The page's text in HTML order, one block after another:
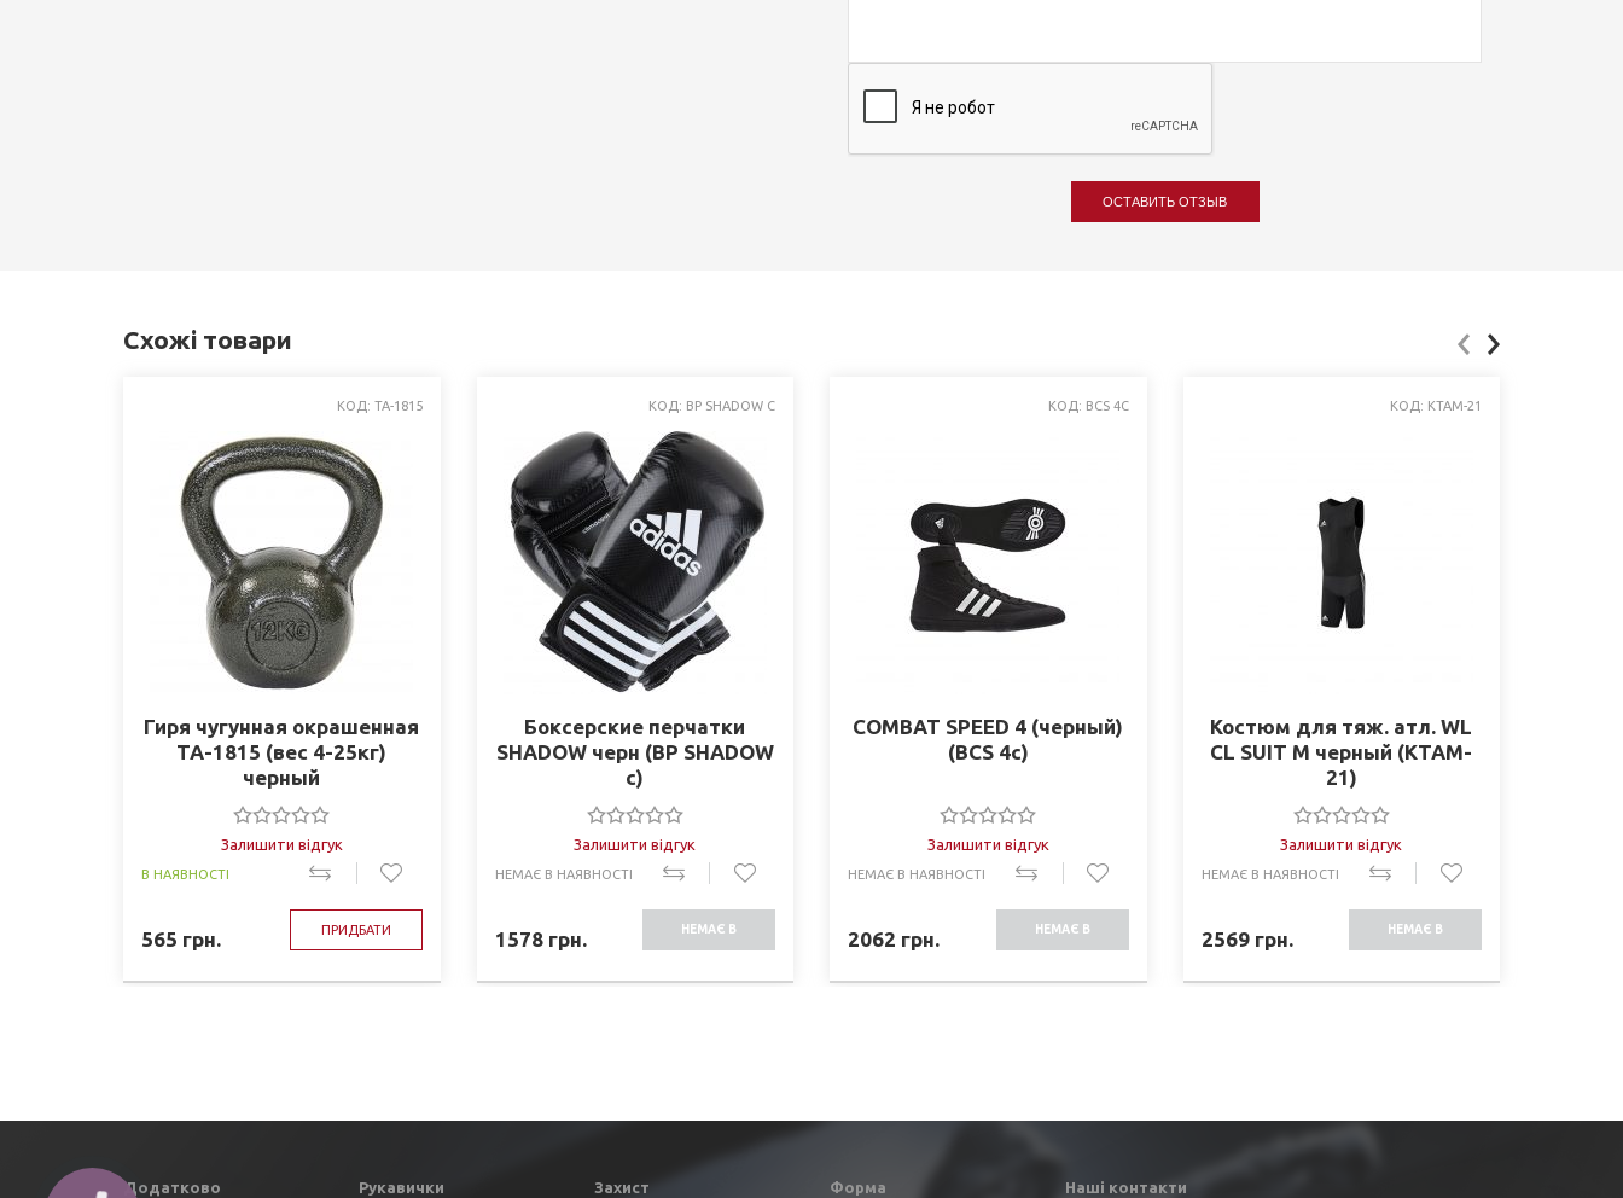
ОСТАВИТЬ ОТЗЫВ
Схожі товари
КОД: TA-1815
Гиря чугунная окрашенная
TA-1815 (вес 4-25кг)
черный
Залишити відгук
В НАЯВНОСТІ
565 грн. ПРИДБАТИ
КОД: BP SHADOW C
Боксерские перчатки
SHADOW черн (BP SHADOW
c)
Залишити відгук
НЕМАЄ В НАЯВНОСТІ
1578грн. НЕМАЄ В
КОД: BCS 4C
COMBAT SPEED 4 (черный)
(BCS 4c)
Залишити відгук
НЕМАЄ В НАЯВНОСТІ
2062 грн. НЕМАЄ В
КОД: KTAM-21
Костюм для тяж. атл. WL
CL SUIT M черный (KTAM-
21)
Залишити відгук
НЕМАЄ В НАЯВНОСТІ
2569грн. НЕМАЄ В
Додатково Рукавички Захист Форма Наші контакти